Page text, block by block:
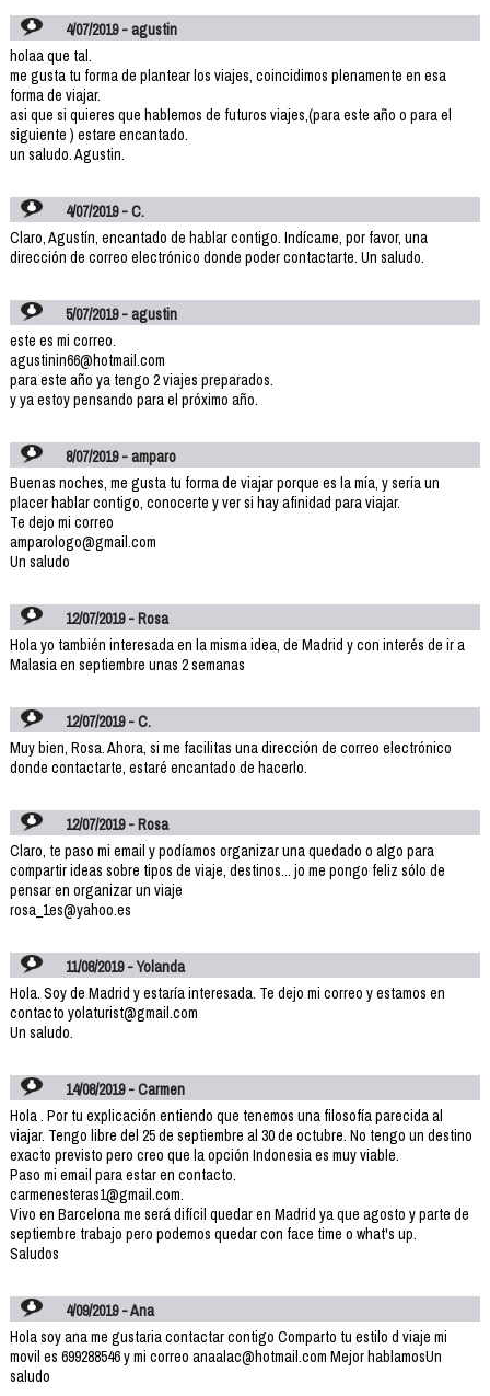
4/07/2019 - agustin
holaa que tal.
me gusta tu forma de plantear los viajes, coincidimos plenamente en esa
forma de viajar.
asi que si quieres que hablemos de futuros viajes,(para este año o para el
siguiente ) estare encantado.
un saludo. Agustin.
4/07/2019 - C.
Claro, Agustín, encantado de hablar contigo. Indícame, por favor, una
dirección de correo electrónico donde poder contactarte. Un saludo.
5/07/2019 - agustin
este es mi correo.
agustinin66@hotmail.com
para este año ya tengo 2 viajes preparados.
y ya estoy pensando para el próximo año.
8/07/2019 - amparo
Buenas noches, me gusta tu forma de viajar porque es la mía, y sería un
placer hablar contigo, conocerte y ver si hay afinidad para viajar.
Te dejo mi correo
amparologo@gmail.com
Un saludo
12/07/2019 - Rosa
Hola yo también interesada en la misma idea, de Madrid y con interés de ir a
Malasia en septiembre unas 2 semanas
12/07/2019 - C.
Muy bien, Rosa. Ahora, si me facilitas una dirección de correo electrónico
donde contactarte, estaré encantado de hacerlo.
12/07/2019 - Rosa
Claro, te paso mi email y podíamos organizar una quedado o algo para
compartir ideas sobre tipos de viaje, destinos... jo me pongo feliz sólo de
pensar en organizar un viaje
rosa_1es@yahoo.es
11/08/2019 - Yolanda
Hola. Soy de Madrid y estaría interesada. Te dejo mi correo y estamos en
contacto yolaturist@gmail.com
Un saludo.
14/08/2019 - Carmen
Hola . Por tu explicación entiendo que tenemos una filosofía parecida al
viajar. Tengo libre del 25 de septiembre al 30 de octubre. No tengo un destino
exacto previsto pero creo que la opción Indonesia es muy viable.
Paso mi email para estar en contacto.
carmenesteras1@gmail.com.
Vivo en Barcelona me será difícil quedar en Madrid ya que agosto y parte de
septiembre trabajo pero podemos quedar con face time o what's up.
Saludos
4/09/2019 - Ana
Hola soy ana me gustaria contactar contigo Comparto tu estilo d viaje mi
movil es 699288546 y mi correo anaalac@hotmail.com Mejor hablamosUn
saludo